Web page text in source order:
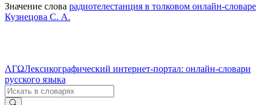
Значение слова радиотелестанция в толковом онлайн-словаре
Кузнецова С. А.
ΛΓΩЛексикографический интернет-портал: онлайн-словари
русского языка